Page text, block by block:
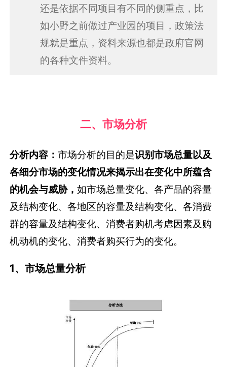
还是依据不同项目有不同的侧重点，比
如小野之前做过产业园的项目，政策法
规就是重点，资料来源也都是政府官网
的各种文件资料。
二、市场分析
分析内容：市场分析的目的是识别市场总量以及
各细分市场的变化情况来揭示出在变化中所蕴含
的机会与威胁，如市场总量变化、各产品的容量
及结构变化、各地区的容量及结构变化、各消费
群的容量及结构变化、消费者购机考虑因素及购
机动机的变化、消费者购买行为的变化。
1、市场总量分析